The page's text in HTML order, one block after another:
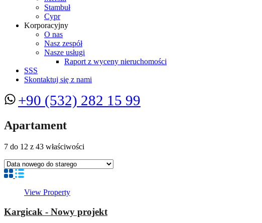
Stambuł
Cypr
Korporacyjny
O nas
Nasz zespół
Nasze usługi
Raport z wyceny nieruchomości
SSS
Skontaktuj się z nami
+90 (532) 282 15 99
Apartament
7 do 12 z 43 właściwości
View Property
Kargicak - Nowy projekt